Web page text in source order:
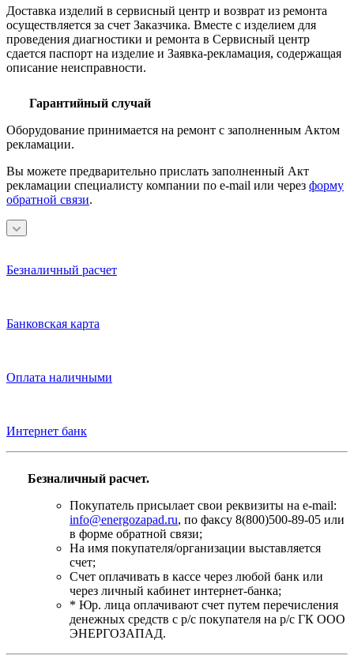
Доставка изделий в сервисный центр и возврат из ремонта
осуществляется за счет Заказчика. Вместе с изделием для
проведения диагностики и ремонта в Сервисный центр
сдается паспорт на изделие и Заявка-рекламация, содержащая
описание неисправности.
Гарантийный случай
Оборудование принимается на ремонт с заполненным Актом
рекламации.
Вы можете предварительно прислать заполненный Акт
рекламации специалисту компании по e-mail или через форму
обратной связи.
Безналичный расчет
Банковская карта
Оплата наличными
Интернет банк
Безналичный расчет.
Покупатель присылает свои реквизиты на e-mail:
info@energozapad.ru, по факсу 8(800)500-89-05 или
в форме обратной связи;
На имя покупателя/организации выставляется
счет;
Счет оплачивать в кассе через любой банк или
через личный кабинет интернет-банка;
* Юр. лица оплачивают счет путем перечисления
денежных средств с р/с покупателя на р/с ГК ООО
ЭНЕРГОЗАПАД.